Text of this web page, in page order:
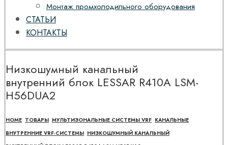
Монтаж промхолодильного оборудования
СТАТЬИ
КОНТАКТЫ
Низкошумный канальный
внутренний блок LESSAR R410A LSM-
H56DUA2
HOME ТОВАРЫ МУЛЬТИЗОНАЛЬНЫЕ СИСТЕМЫ VRF КАНАЛЬНЫЕ
ВНУТРЕННИЕ VRF-СИСТЕМЫ НИЗКОШУМНЫЙ КАНАЛЬНЫЙ